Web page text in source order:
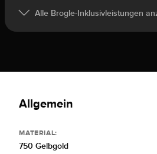
Alle Brogle-Inklusivleistungen
Allgemein
MATERIAL:
750 Gelbgold